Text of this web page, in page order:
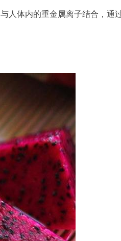
人体内的重金属离子结合，通